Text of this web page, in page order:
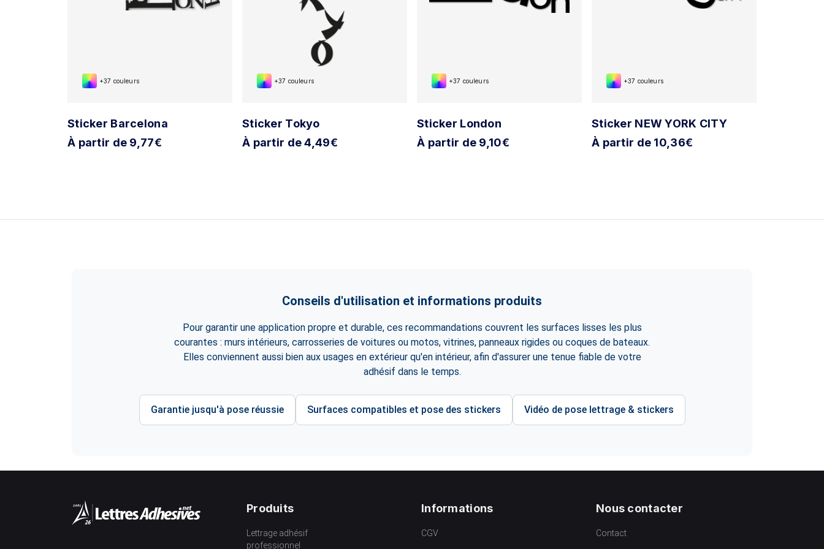
+37 couleurs
Sticker Barcelona
À partir de 9,77€
+37 couleurs
Sticker Tokyo
À partir de 4,49€
+37 couleurs
Sticker London
À partir de 9,10€
+37 couleurs
Sticker NEW YORK CITY
À partir de 10,36€
Conseils d'utilisation et informations produits
Pour garantir une application propre et durable, ces recommandations couvrent les surfaces lisses les plus
courantes : murs intérieurs, carrosseries de voitures ou motos, vitrines, panneaux rigides ou coques de bateaux.
Elles conviennent aussi bien aux usages en extérieur qu'en intérieur, afin d'assurer une tenue fiable de votre
adhésif dans le temps.
Garantie jusqu'à pose réussie Surfaces compatibles et pose des stickers Vidéo de pose lettrage & stickers
Produits
Lettrage adhésif
professionnel
Informations
CGV
Nous contacter
Contact